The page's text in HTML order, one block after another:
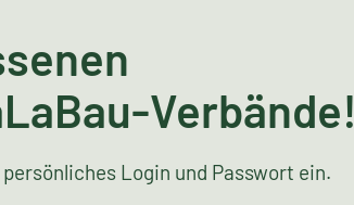
Verbände!
Login und Passwort ein.